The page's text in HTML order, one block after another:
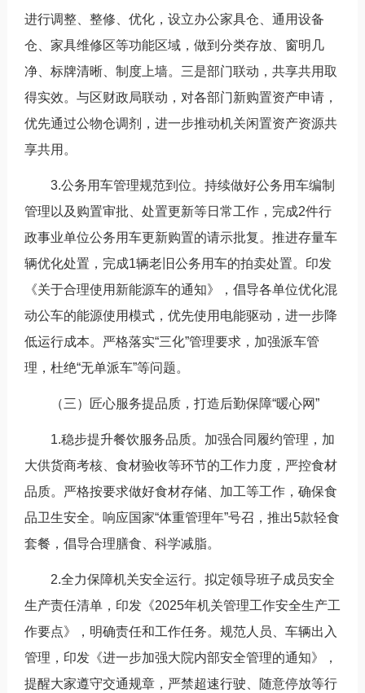
进行调整、整修、优化，设立办公家具仓、通用设备
仓、家具维修区等功能区域，做到分类存放、窗明几
净、标牌清晰、制度上墙。三是部门联动，共享共用取
得实效。与区财政局联动，对各部门新购置资产申请，
优先通过公物仓调剂，进一步推动机关闲置资产资源共
享共用。
3.公务用车管理规范到位。持续做好公务用车编制
管理以及购置审批、处置更新等日常工作，完成2件行
政事业单位公务用车更新购置的请示批复。推进存量车
辆优化处置，完成1辆老旧公务用车的拍卖处置。印发
《关于合理使用新能源车的通知》，倡导各单位优化混
动公车的能源使用模式，优先使用电能驱动，进一步降
低运行成本。严格落实“三化”管理要求，加强派车管
理，杜绝“无单派车”等问题。
（三）匠心服务提品质，打造后勤保障“暖心网”
1.稳步提升餐饮服务品质。加强合同履约管理，加
大供货商考核、食材验收等环节的工作力度，严控食材
品质。严格按要求做好食材存储、加工等工作，确保食
品卫生安全。响应国家“体重管理年”号召，推出5款轻食
套餐，倡导合理膳食、科学减脂。
2.全力保障机关安全运行。拟定领导班子成员安全
生产责任清单，印发《2025年机关管理工作安全生产工
作要点》，明确责任和工作任务。规范人员、车辆出入
管理，印发《进一步加强大院内部安全管理的通知》，
提醒大家遵守交通规章，严禁超速行驶、随意停放等行